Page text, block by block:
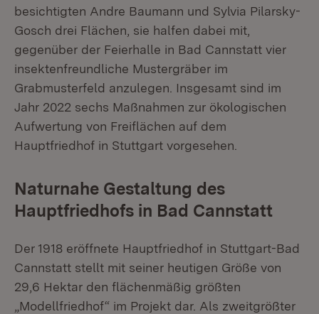
besichtigten Andre Baumann und Sylvia Pilarsky-
Gosch drei Flächen, sie halfen dabei mit,
gegenüber der Feierhalle in Bad Cannstatt vier
insektenfreundliche Mustergräber im
Grabmusterfeld anzulegen. Insgesamt sind im
Jahr 2022 sechs Maßnahmen zur ökologischen
Aufwertung von Freiflächen auf dem
Hauptfriedhof in Stuttgart vorgesehen.
Naturnahe Gestaltung des
Hauptfriedhofs in Bad Cannstatt
Der 1918 eröffnete Hauptfriedhof in Stuttgart-Bad
Cannstatt stellt mit seiner heutigen Größe von
29,6 Hektar den flächenmäßig größten
„Modellfriedhof“ im Projekt dar. Als zweitgrößter